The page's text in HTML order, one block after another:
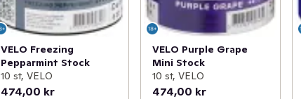
VELO Freezing
Pepparmint Stock
10 st, VELO
474,00 kr
VELO Purple Grape
Mini Stock
10 st, VELO
474,00 kr